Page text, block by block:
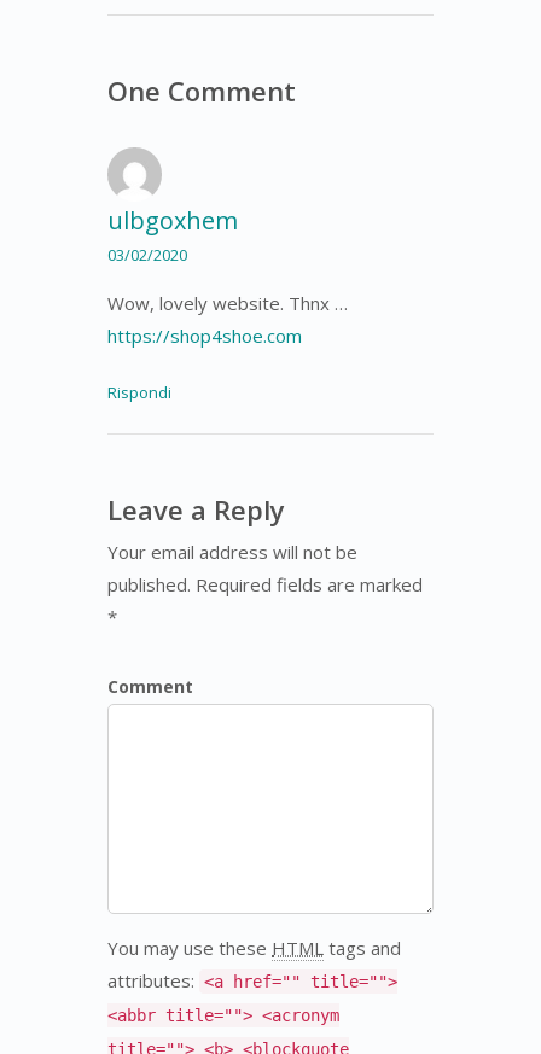
One Comment
ulbgoxhem
03/02/2020
Wow, lovely website. Thnx …
https://shop4shoe.com
Rispondi
Leave a Reply
Your email address will not be
published. Required fields are marked
*
Comment
You may use these HTML tags and
attributes: <a href="" title="">
<abbr title=""> <acronym
title=""> <b> <blockquote